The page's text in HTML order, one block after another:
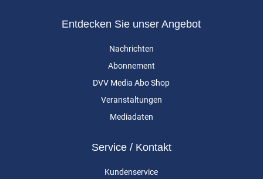
Entdecken Sie unser Angebot
Nachrichten
Abonnement
DVV Media Abo Shop
Veranstaltungen
Mediadaten
Service / Kontakt
Kundenservice